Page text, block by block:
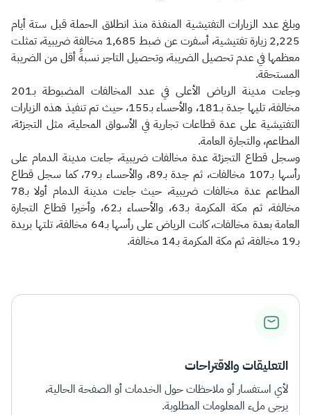
وبلغ عدد الزيارات التفتيشية المنفذة منذ انطلاق الحملة قبل ستة أيام
2,225 زيارة تفتيشية، أسفرت عن ضبط 1,685 مخالفة ضريبية، تمثلت
معظمها في عدم تحصيل الضريبة، وتحصيل التاجر نسبةً أقل من الضريبة
المستحقة.
وجاءت مدينة الرياض الأعلى في عدد المخالفات المضبوطة بـ201
مخالفة، تليها جدة بـ181، والأحساء بـ155، حيث تم تنفيذ هذه الزيارات
التفتيشية على عدة قطاعات تجارية في الأسواق المحلية، مثل التجزئة،
المطاعم، والتجارة العامة.
وسجل قطاع التجزئة عدة مخالفات ضريبية، جاءت مدينة الدمام على
رأسها بـ107 مخالفات، ثم جدة بـ89، والأحساء بـ79، كما سجل قطاع
المطاعم عدة مخالفات ضريبية، حيث جاءت مدينة الدمام أولا بـ78
مخالفة، ثم مكة المكرمة بـ63، والأحساء بـ62، وأخيرا قطاع التجارة
العامة بعدة مخالفات، كانت الرياض على رأسها بـ64 مخالفة، تلتها بريدة
بـ19 مخالفة، ثم مكة المكرمة بـ14 مخالفة.
التعليقات والاقتراحات
لأي استفسار أو ملاحظات حول الخدمات أو الصفحة الحالية،
يرجى ملء المعلومات المطلوبة.